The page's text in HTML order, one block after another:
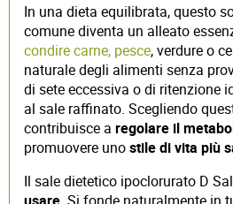
In una dieta equilibrata, questo
comune diventa un alleato
condire carne, pesce, verdure o
naturale degli alimenti senza
di sete eccessiva o di ritenzione
al sale raffinato. Scegliendo
contribuisce a regolare il
promuovere unostile di vita più
Il sale dietetico ipoclorurato D